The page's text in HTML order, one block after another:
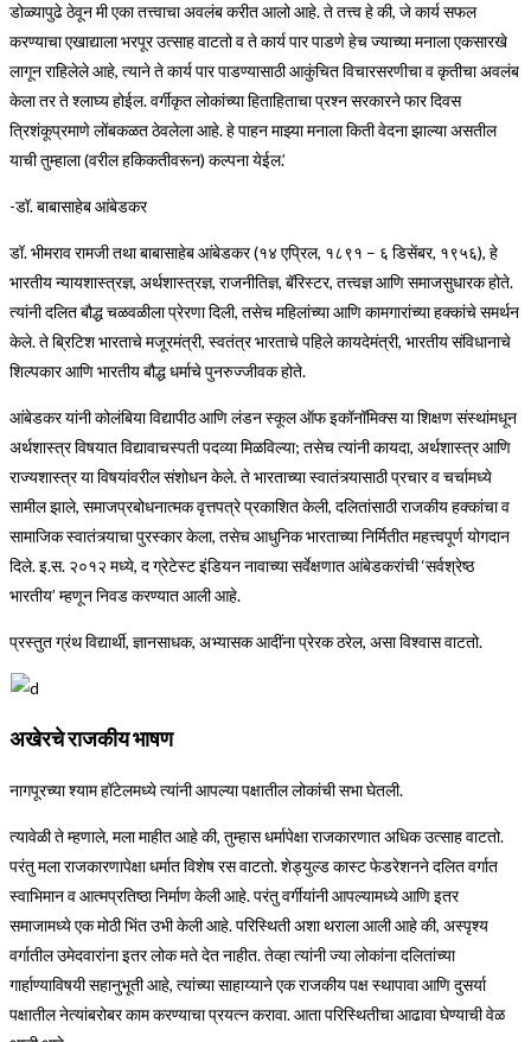
डोळ्यापुढे ठेवून मी एका तत्त्वाचा अवलंब करीत आलो आहे. ते तत्त्व हे की, जे कार्य सफल
करण्याचा एखाद्याला भरपूर उत्साह वाटतो व ते कार्य पार पाडणे हेच ज्याच्या मनाला एकसारखे
लागून राहिलेले आहे, त्याने ते कार्य पार पाडण्यासाठी आकुंचित विचारसरणीचा व कृतीचा अवलंब
केला तर ते श्लाघ्य होईल. वर्गीकृत लोकांच्या हिताहिताचा प्रश्न सरकारने फार दिवस
त्रिशंकूप्रमाणे लोंबकळत ठेवलेला आहे. हे पाहन माझ्या मनाला किती वेदना झाल्या असतील
याची तुम्हाला (वरील हकिकतीवरून) कल्पना येईल.’
-डॉ. बाबासाहेब आंबेडकर
डॉ. भीमराव रामजी तथा बाबासाहेब आंबेडकर (१४ एप्रिल, १८९१ – ६ डिसेंबर, १९५६), हे
भारतीय न्यायशास्त्रज्ञ, अर्थशास्त्रज्ञ, राजनीतिज्ञ, बॅरिस्टर, तत्त्वज्ञ आणि समाजसुधारक होते.
त्यांनी दलित बौद्ध चळवळीला प्रेरणा दिली, तसेच महिलांच्या आणि कामगारांच्या हक्कांचे समर्थन
केले. ते ब्रिटिश भारताचे मजूरमंत्री, स्वतंत्र भारताचे पहिले कायदेमंत्री, भारतीय संविधानाचे
शिल्पकार आणि भारतीय बौद्ध धर्माचे पुनरुज्जीवक होते.
आंबेडकर यांनी कोलंबिया विद्यापीठ आणि लंडन स्कूल ऑफ इकॉनॉमिक्स या शिक्षण संस्थांमधून
अर्थशास्त्र विषयात विद्यावाचस्पती पदव्या मिळविल्या; तसेच त्यांनी कायदा, अर्थशास्त्र आणि
राज्यशास्त्र या विषयांवरील संशोधन केले. ते भारताच्या स्वातंत्र्यासाठी प्रचार व चर्चामध्ये
सामील झाले, समाजप्रबोधनात्मक वृत्तपत्रे प्रकाशित केली, दलितांसाठी राजकीय हक्कांचा व
सामाजिक स्वातंत्र्याचा पुरस्कार केला, तसेच आधुनिक भारताच्या निर्मितीत महत्त्वपूर्ण योगदान
दिले. इ.स. २०१२ मध्ये, द ग्रेटेस्ट इंडियन नावाच्या सर्वेक्षणात आंबेडकरांची ‘सर्वश्रेष्ठ
भारतीय’ म्हणून निवड करण्यात आली आहे.
प्रस्तुत ग्रंथ विद्यार्थी, ज्ञानसाधक, अभ्यासक आदींना प्रेरक ठरेल, असा विश्वास वाटतो.
अखेरचे राजकीय भाषण
नागपूरच्या श्याम हॉटेलमध्ये त्यांनी आपल्या पक्षातील लोकांची सभा घेतली.
त्यावेळी ते म्हणाले, मला माहीत आहे की, तुम्हास धर्मापेक्षा राजकारणात अधिक उत्साह वाटतो.
परंतु मला राजकारणापेक्षा धर्मात विशेष रस वाटतो. शेड्युल्ड कास्ट फेडरेशनने दलित वर्गात
स्वाभिमान व आत्मप्रतिष्ठा निर्माण केली आहे. परंतु वर्गीयांनी आपल्यामध्ये आणि इतर
समाजामध्ये एक मोठी भिंत उभी केली आहे. परिस्थिती अशा थराला आली आहे की, अस्पृश्य
वर्गातील उमेदवारांना इतर लोक मते देत नाहीत. तेव्हा त्यांनी ज्या लोकांना दलितांच्या
गार्हाण्याविषयी सहानुभूती आहे, त्यांच्या साहाय्याने एक राजकीय पक्ष स्थापावा आणि दुसर्या
पक्षातील नेत्यांबरोबर काम करण्याचा प्रयत्न करावा. आता परिस्थितीचा आढावा घेण्याची वेळ